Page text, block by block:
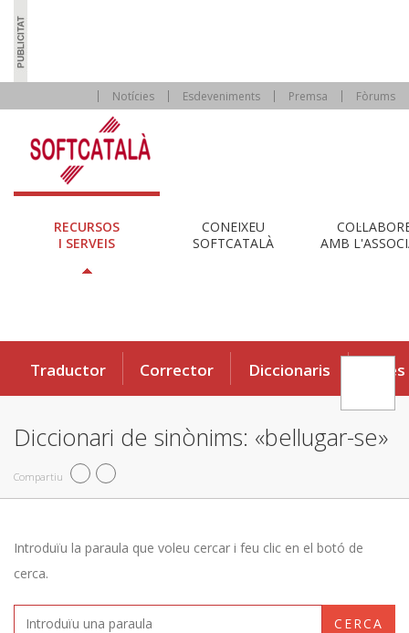
Notícies Esdeveniments Premsa Fòrums
RECURSOS
I SERVEIS
CONEIXEU
SOFTCATALÀ
AMB
Traductor Corrector Diccionaris Eines
Diccionari de sinònims: «bellugar-se»
Compartiu
Introduïu la paraula que voleu cercar i feu clic en el botó de
cerca.
CERCA